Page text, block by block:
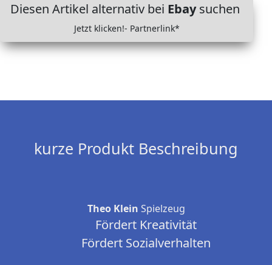
Diesen Artikel alternativ bei Ebaysuchen
Jetzt klicken!- Partnerlink*
kurze Produkt Beschreibung
Theo Klein Spielzeug
Fördert Kreativität
Fördert Sozialverhalten